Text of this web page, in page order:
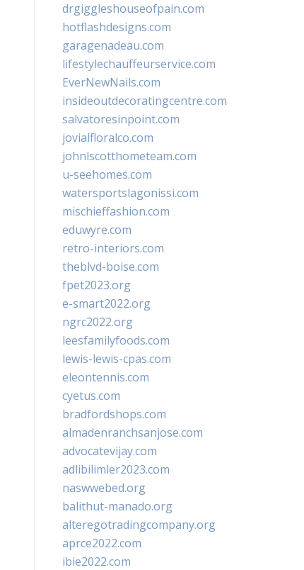
drgiggleshouseofpain.com
hotflashdesigns.com
garagenadeau.com
lifestylechauffeurservice.com
EverNewNails.com
insideoutdecoratingcentre.com
salvatoresinpoint.com
jovialfloralco.com
johnlscotthometeam.com
u-seehomes.com
watersportslagonissi.com
mischieffashion.com
eduwyre.com
retro-interiors.com
theblvd-boise.com
fpet2023.org
e-smart2022.org
ngrc2022.org
leesfamilyfoods.com
lewis-lewis-cpas.com
eleontennis.com
cyetus.com
bradfordshops.com
almadenranchsanjose.com
advocatevijay.com
adlibilimler2023.com
naswwebed.org
balithut-manado.org
alteregotradingcompany.org
aprce2022.com
ibie2022.com